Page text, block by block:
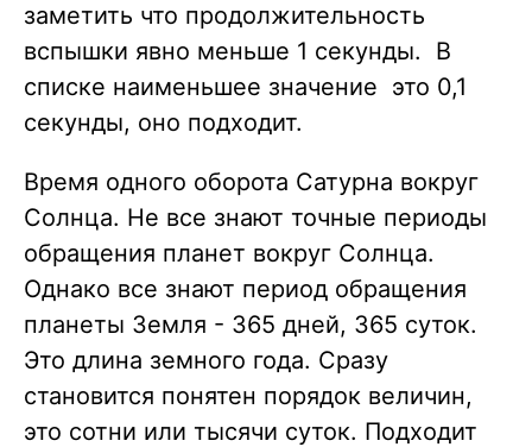
заметить что продолжительность
вспышки явно меньше 1 секунды. В
списке наименьшее значение это 0,1
секунды, оно подходит.
Время одного оборота Сатурна вокруг
Солнца. Не все знают точные периоды
обращения планет вокруг Солнца.
Однако все знают период обращения
планеты Земля - 365 дней, 365 суток.
Это длина земного года. Сразу
становится понятен порядок величин,
это сотни или тысячи суток. Подходит